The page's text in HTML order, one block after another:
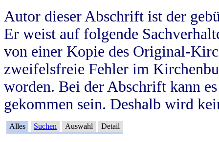
Autor dieser Abschrift ist der
Er weist auf folgende
von einer Kopie des Original-
zweifelsfreie Fehler im
worden. Bei der Abschrift kann
gekommen sein. Deshalb wird
Alles Suchen Auswahl Detail